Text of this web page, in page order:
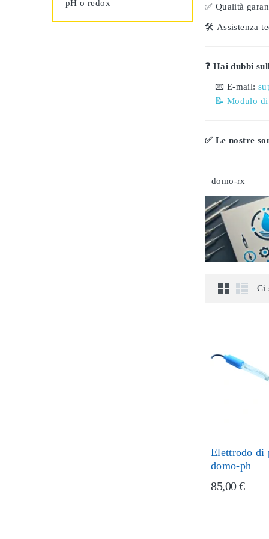
pH o redox ✅ Qualità
🛠️ Assistenza
❓ Hai dubbi
📧 E-mail:
📝 Modulo
✅ Le nostre
domo-rx
Ci
Elettrodo di
domo-ph
85,00 €